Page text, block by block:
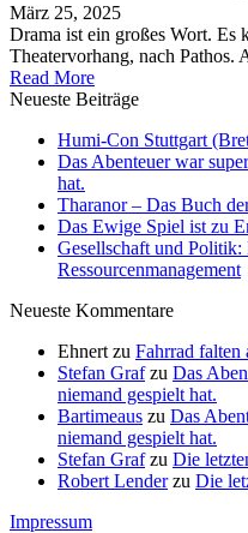
März 25, 2025
Drama ist ein großes Wort. Es
Theatervorhang, nach
Read More
Neueste Beiträge
Humi-Con Stuttgart
Das Abenteuer war
hat.
Tharanor – Das Buch
Das Ewige Spiel ist zu
Gesellschaft und Politik:
Ressourcenmanagement
Neueste Kommentare
Ehnert zu Fahrrad falten
Stefan Grafzu Das
niemand gespielt hat.
Bartimeaus zu Das
niemand gespielt hat.
Stefan Grafzu Die
Robert Lenderzu Die
Impressum